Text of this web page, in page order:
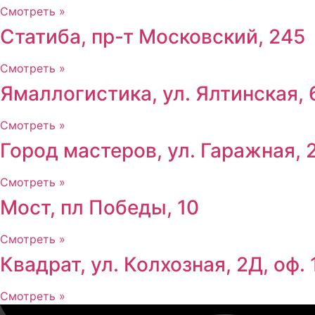
Смотреть »
Статиба, пр-т Московский, 245
Смотреть »
Ямаллогистика, ул. Ялтинская,
Смотреть »
Город мастеров, ул. Гаражная,
Смотреть »
Мост, пл Победы, 10
Смотреть »
Квадрат, ул. Колхозная, 2Д, оф.
Смотреть »